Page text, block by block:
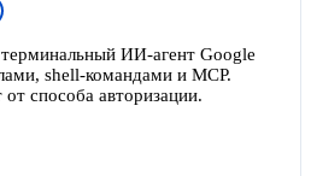
ИИ-агент Google
shell-командами и MCP.
способа авторизации.